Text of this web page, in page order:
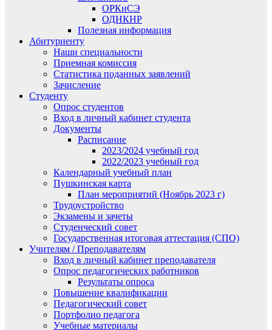
ОРКиСЭ
ОДНКНР
Полезная информация
Абитуриенту
Наши специальности
Приемная комиссия
Статистика поданных заявлений
Зачисление
Студенту
Опрос студентов
Вход в личный кабинет студента
Документы
Расписание
2023/2024 учебный год
2022/2023 учебный год
Календарный учебный план
Пушкинская карта
План мероприятий (Ноябрь 2023 г)
Трудоустройство
Экзамены и зачеты
Студенческий совет
Государственная итоговая аттестация (СПО)
Учителям / Преподавателям
Вход в личный кабинет преподавателя
Опрос педагогических работников
Результаты опроса
Повышение квалификации
Педагогический совет
Портфолио педагога
Учебные материалы